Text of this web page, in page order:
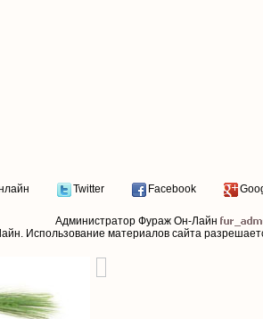
Twitter Facebook
Администратор Фураж Он-Лайн
. Использование материалов сайта